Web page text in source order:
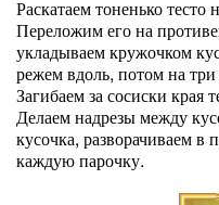
Раскатаем тоненько
Переложим его на
укладываем кружочком
режем вдоль, потом на три
Загибаем за сосиски края
Делаем надрезы между
кусочка, разворачиваем
каждую парочку.